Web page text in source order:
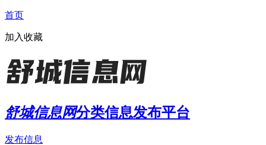
首页
加入收藏
舒城信息网分类信息发布平台
发布信息